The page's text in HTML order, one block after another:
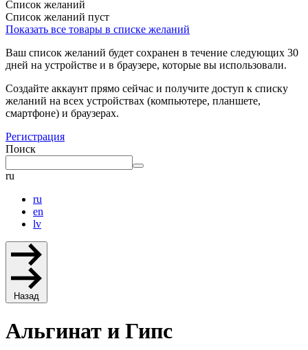
Список желаний
Список желаний пуст
Показать все товары в списке желаний
Ваш список желаний будет сохранен в течение следующих 30
дней на устройстве и в браузере, которые вы использовали.
Создайте аккаунт прямо сейчас и получите доступ к списку
желаний на всех устройствах (компьютере, планшете,
смартфоне) и браузерах.
Регистрация
Поиск
ru
ru
en
lv
Назад
Альгинат и Гипс